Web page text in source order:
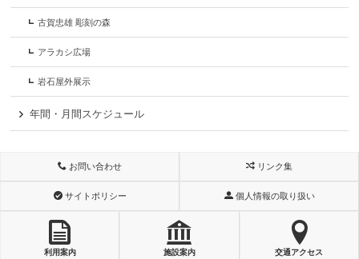
古賀忠雄 彫刻の森
アラカシ広場
岩石屋外展示
年間・月間スケジュール
お問い合わせ リンク集
サイトポリシー 個人情報の取り扱い
利用案内 施設案内 交通アクセス